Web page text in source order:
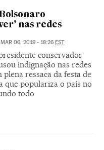
nas redes
MAR 06, 2019 - 18:26 EST
conservador
indignação nas redes
plena ressaca da festa de
que populariza o país no
todo